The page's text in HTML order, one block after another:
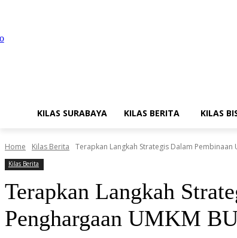
KILAS SURABAYA KILAS BERITA KILAS
Home Kilas Berita Terapkan Langkah Strategis Dalam Pembinaan
Kilas Berita
Terapkan Langkah
Penghargaan UMKM